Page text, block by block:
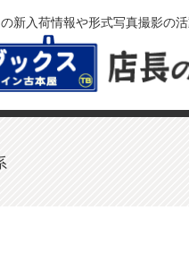
新入荷情報や形式写真撮影の